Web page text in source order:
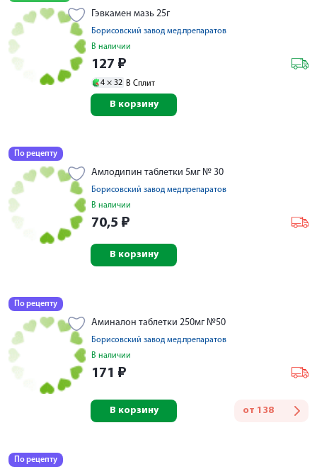
Гэвкамен мазь 25г
Борисовский завод мед.препаратов
В наличии
127 ₽
4 × 32 В Сплит
В корзину
По рецепту
Амлодипин таблетки 5мг № 30
Борисовский завод мед.препаратов
В наличии
70,5 ₽
В корзину
По рецепту
Аминалон таблетки 250мг №50
Борисовский завод мед.препаратов
В наличии
171 ₽
от 138
В корзину
По рецепту